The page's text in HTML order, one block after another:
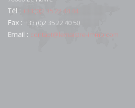
Tél : +33 (0)2 35 22 44 44
Fax : +33 (0)2 35 22 40 50
Email : contact@lemaistre-immo.com